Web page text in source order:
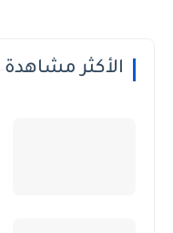
الأكثر مشاهدة